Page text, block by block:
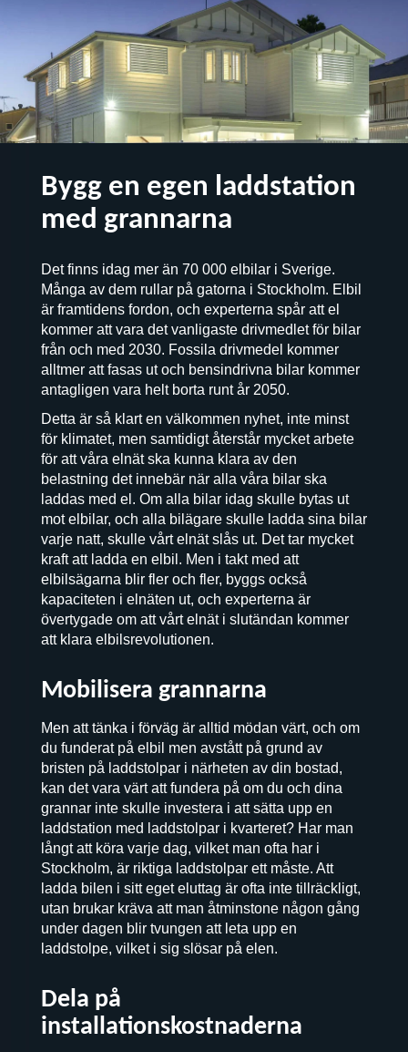
Bygg en egen laddstation
med grannarna
Det finns idag mer än 70 000 elbilar i Sverige.
Många av dem rullar på gatorna i Stockholm. Elbil
är framtidens fordon, och experterna spår att el
kommer att vara det vanligaste drivmedlet för bilar
från och med 2030. Fossila drivmedel kommer
alltmer att fasas ut och bensindrivna bilar kommer
antagligen vara helt borta runt år 2050.
Detta är så klart en välkommen nyhet, inte minst
för klimatet, men samtidigt återstår mycket arbete
för att våra elnät ska kunna klara av den
belastning det innebär när alla våra bilar ska
laddas med el. Om alla bilar idag skulle bytas ut
mot elbilar, och alla bilägare skulle ladda sina bilar
varje natt, skulle vårt elnät slås ut. Det tar mycket
kraft att ladda en elbil. Men i takt med att
elbilsägarna blir fler och fler, byggs också
kapaciteten i elnäten ut, och experterna är
övertygade om att vårt elnät i slutändan kommer
att klara elbilsrevolutionen.
Mobilisera grannarna
Men att tänka i förväg är alltid mödan värt, och om
du funderat på elbil men avstått på grund av
bristen på laddstolpar i närheten av din bostad,
kan det vara värt att fundera på om du och dina
grannar inte skulle investera i att sätta upp en
laddstation med laddstolpar i kvarteret? Har man
långt att köra varje dag, vilket man ofta har i
Stockholm, är riktiga laddstolpar ett måste. Att
ladda bilen i sitt eget eluttag är ofta inte tillräckligt,
utan brukar kräva att man åtminstone någon gång
under dagen blir tvungen att leta upp en
laddstolpe, vilket i sig slösar på elen.
Dela på
installationskostnaderna